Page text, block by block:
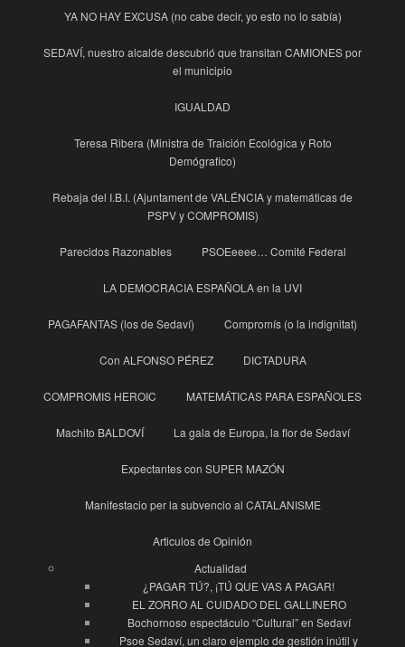
YA NO HAY EXCUSA (no cabe decir, yo esto no lo sabía)
SEDAVÍ, nuestro alcalde descubrió que transitan CAMIONES por
el municipio
IGUALDAD
Teresa Ribera (Ministra de Traición Ecológica y Roto
Demógrafico)
Rebaja del I.B.I. (Ajuntament de VALÉNCIA y matemáticas de
PSPV y COMPROMIS)
Parecidos Razonables PSOEeeee… Comité Federal
LA DEMOCRACIA ESPAÑOLA en la UVI
PAGAFANTAS (los de Sedaví) Compromís (o la indignitat)
Con ALFONSO PÉREZ DICTADURA
COMPROMIS HEROIC MATEMÁTICAS PARA ESPAÑOLES
Machito BALDOVÍ La gala de Europa, la flor de Sedaví
Expectantes con SUPER MAZÓN
Manifestacio per la subvencio al CATALANISME
Articulos de Opinión
Actualidad
¿PAGAR TÚ?, ¡TÚ QUE VAS A PAGAR!
EL ZORRO AL CUIDADO DEL GALLINERO
Bochornoso espectáculo “Cultural” en Sedaví
Psoe Sedaví, un claro ejemplo de gestión inútil y